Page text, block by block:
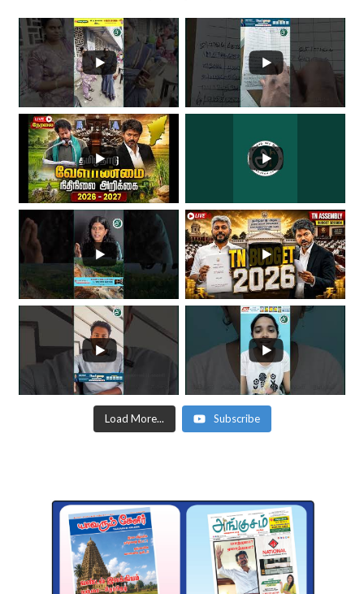
Load More... Subscribe